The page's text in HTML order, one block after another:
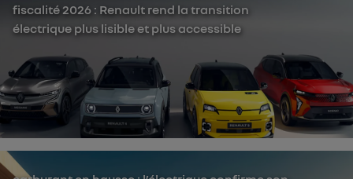
fiscalité 2026 : Renault rend la transition
électrique plus lisible et plus accessible